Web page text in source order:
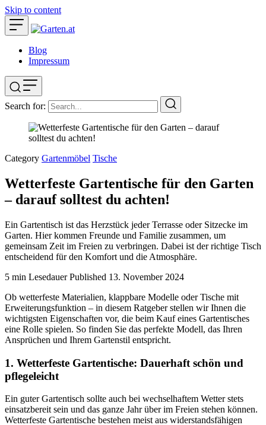
Skip to content
Blog
Impressum
Search for:
Category Gartenmöbel Tische
Wetterfeste Gartentische für den Garten
– darauf solltest du achten!
Ein Gartentisch ist das Herzstück jeder Terrasse oder Sitzecke im
Garten. Hier kommen Freunde und Familie zusammen, um
gemeinsam Zeit im Freien zu verbringen. Dabei ist der richtige Tisch
entscheidend für den Komfort und die Atmosphäre.
5 min LesedauerPublished 13. November 2024
Ob wetterfeste Materialien, klappbare Modelle oder Tische mit
Erweiterungsfunktion – in diesem Ratgeber stellen wir Ihnen die
wichtigsten Eigenschaften vor, die beim Kauf eines Gartentisches
eine Rolle spielen. So finden Sie das perfekte Modell, das Ihren
Ansprüchen und Ihrem Gartenstil entspricht.
1. Wetterfeste Gartentische: Dauerhaft schön und
pflegeleicht
Ein guter Gartentisch sollte auch bei wechselhaftem Wetter stets
einsatzbereit sein und das ganze Jahr über im Freien stehen können.
Wetterfeste Gartentische bestehen meist aus widerstandsfähigen